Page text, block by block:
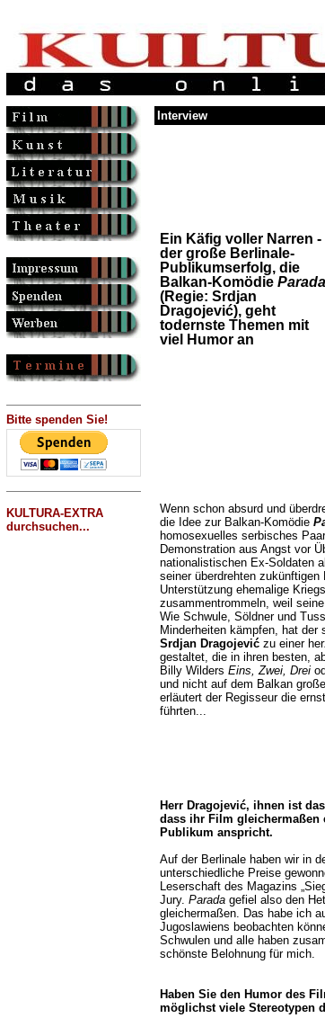
Bitte spenden Sie!
KULTURA-EXTRA
durchsuchen...
Interview
Ein Käfig voller Narren -
der große Berlinale-
Publikumserfolg, die
Balkan-Komödie Parada
(Regie: Srdjan
Dragojević), geht
todernste Themen mit
viel Humor an
Wenn schon absurd und
die Idee zur Balkan-Komödie
homosexuelles serbisches
Demonstration aus Angst vor
nationalistischen Ex-Soldaten
seiner überdrehten
Unterstützung ehemalige
zusammentrommeln, weil
Wie Schwule, Söldner und
Minderheiten kämpfen, hat der
Srdjan Dragojevićzu einer
gestaltet, die in ihren besten,
Billy Wilders Eins, Zwei, Drei
und nicht auf dem Balkan
erläutert der Regisseur die
führten...
Herr Dragojević, ihnen ist
dass ihr Film gleichermaßen
Publikum anspricht.
Auf der Berlinale haben wir in
unterschiedliche Preise
Leserschaft des Magazins
Jury. Paradagefiel also den
gleichermaßen. Das habe ich
Jugoslawiens beobachten
Schwulen und alle haben
schönste Belohnung für mich.
Haben Sie den Humor des
möglichst viele Stereotypen